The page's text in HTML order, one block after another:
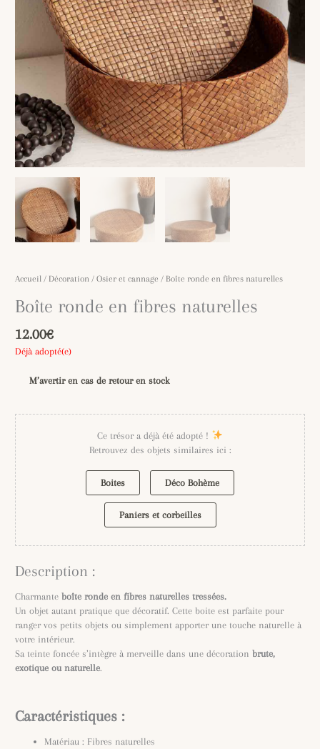
Accueil / Décoration /Osier et cannage / Boîte ronde en fibres naturelles
Boîte ronde en fibres naturelles
12.00€
Déjà adopté(e)
M’avertir en cas de retour en stock
Ce trésor a déjà été adopté !
Retrouvez des objets similaires ici :
Boites Déco Bohème
Paniers et corbeilles
Description :
Charmanteboîte ronde en fibres naturelles tressées.
Un objet autant pratique que décoratif. Cette boite est parfaite pour
ranger vos petits objets ou simplement apporter une touche naturelle à
votre intérieur.
Sa teinte foncée s’intègre à merveille dans une décorationbrute,
exotique ou naturelle.
Caractéristiques :
Matériau : Fibres naturelles